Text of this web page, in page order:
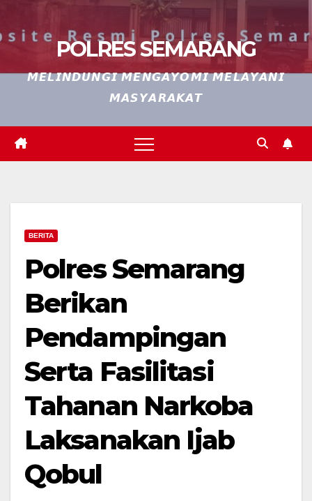
POLRES SEMARANG
𝙈𝙀𝙇𝙄𝙉𝘿𝙐𝙉𝙂𝙄 𝙈𝙀𝙉𝙂𝘼𝙔𝙊𝙈𝙄 𝙈𝙀𝙇𝘼𝙔𝘼𝙉𝙄
𝙈𝘼𝙎𝙔𝘼𝙍𝘼𝙆𝘼𝙏
BERITA
Polres Semarang
Berikan
Pendampingan
Serta Fasilitasi
Tahanan Narkoba
Laksanakan Ijab
Qobul